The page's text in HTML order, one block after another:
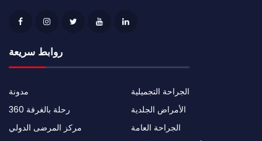
روابط سريعة
مدونة
رحلة بالغرفة 360
مركز المرضى الدولي
الجراحة التجميلية
الأمراض الجلدية
الجراحة العامة